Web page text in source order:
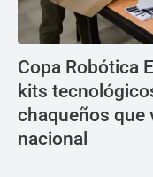
Copa Robótica
kits
chaqueños que
nacional